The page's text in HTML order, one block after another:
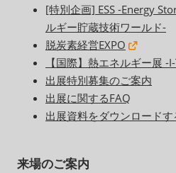
[特別企画] ESS -Energy
ルギー貯蔵技術ワールド-
脱炭素経営EXPO
【国際】熱エネルギー展 -
出展特別募集のご案内
出展に関するFAQ
出展資料をダウンロードす
来場のご案内